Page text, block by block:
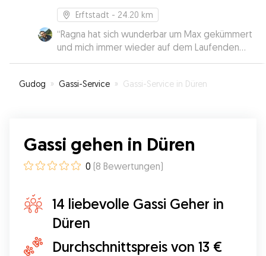
Erftstadt - 24.20 km
“Ragna hat sich wunderbar um Max gekümmert
und mich immer wieder auf dem Laufenden
gehalten. Sie ist sehr engagiert und hat wirklich
Hunde“.”
Gudog » Gassi-Service » Gassi-Service in Düren
Gassi gehen in Düren
0 (8 Bewertungen)
14 liebevolle Gassi Geher in
Düren
Durchschnittspreis von 13 €